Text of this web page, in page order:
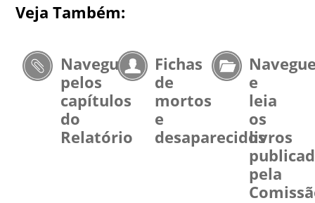
Veja Também:
Navegue
pelos
capítulos
do
Relatório
Fichas
de
mortos
e
desaparecidos
e
leia
os
livros
pela